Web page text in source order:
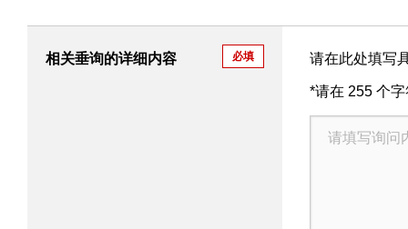
相关垂询的详细内容 必填 请在此处填写
*请在 255 个